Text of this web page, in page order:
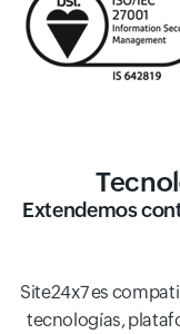
Extendemos
Site24x7 es
tecnologías,